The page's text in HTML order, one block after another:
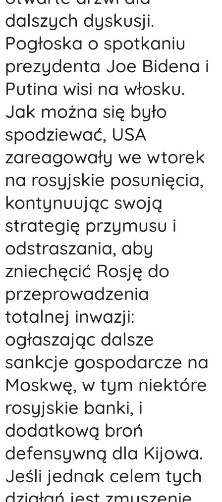
dalszych dyskusji.
Pogłoska o spotkaniu
prezydenta Joe Bidena i
Putina wisi na włosku.
Jak można się było
spodziewać, USA
zareagowały we wtorek
na rosyjskie posunięcia,
kontynuując swoją
strategię przymusu i
odstraszania, aby
zniechęcić Rosję do
przeprowadzenia
totalnej inwazji:
ogłaszając dalsze
sankcje gospodarcze na
Moskwę, w tym niektóre
rosyjskie banki, i
dodatkową broń
defensywną dla Kijowa.
Jeśli jednak celem tych